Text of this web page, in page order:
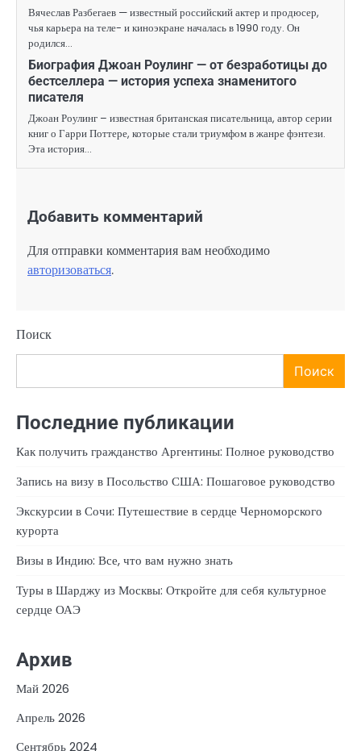
Вячеслав Разбегаев — известный российский актер и продюсер,
чья карьера на теле- и киноэкране началась в 1990 году. Он
родился…
Биография Джоан Роулинг — от безработицы до
бестселлера — история успеха знаменитого
писателя
Джоан Роулинг – известная британская писательница, автор серии
книг о Гарри Поттере, которые стали триумфом в жанре фэнтези.
Эта история…
Добавить комментарий
Для отправки комментария вам необходимо
авторизоваться.
Поиск
Поиск
Последние публикации
Как получить гражданство Аргентины: Полное руководство
Запись на визу в Посольство США: Пошаговое руководство
Экскурсии в Сочи: Путешествие в сердце Черноморского
курорта
Визы в Индию: Все, что вам нужно знать
Туры в Шарджу из Москвы: Откройте для себя культурное
сердце ОАЭ
Архив
Май 2026
Апрель 2026
Сентябрь 2024